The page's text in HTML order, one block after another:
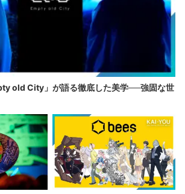
old City」が語る徹底した美学──強固な世